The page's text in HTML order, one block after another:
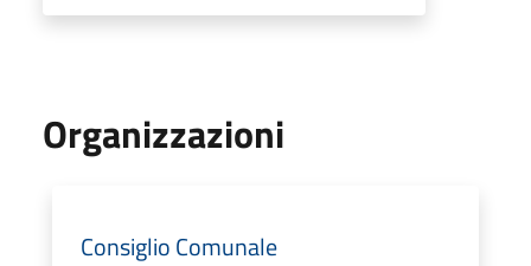
Organizzazioni
Consiglio Comunale